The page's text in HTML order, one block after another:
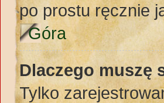
po prostu ręcznie
Góra
Dlaczego muszę
Tylko